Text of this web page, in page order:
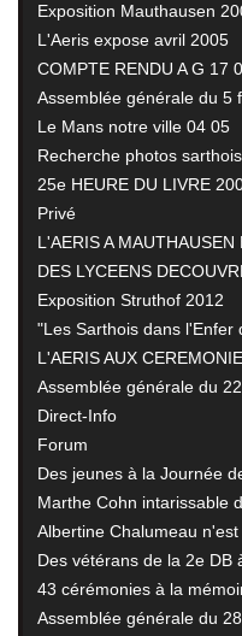
Exposition Mauthausen
L'Aeris expose avril 2005
COMPTE RENDU A G 17
Assemblée générale du 5
Le Mans notre ville 04 05
Recherche photos
25e HEURE DU LIVRE
Privé
L'AERIS A MAUTHAUSEN
DES LYCEENS
Exposition Struthof 2012
"Les Sarthois dans l'Enfer
L'AERIS AUX
Assemblée générale du
Direct-Info
Forum
Des jeunes à la Journée
Marthe Cohn intarissable
Albertine Chalumeau n'est
Des vétérans de la 2e DB
43 cérémonies à la
Assemblée générale du